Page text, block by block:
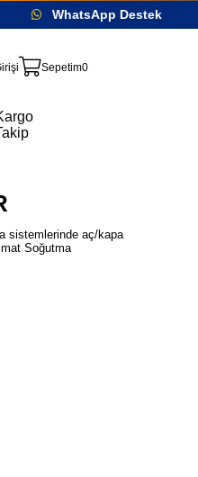
WhatsApp Destek
Sepetim0
sistemlerinde aç/kapa
Soğutma